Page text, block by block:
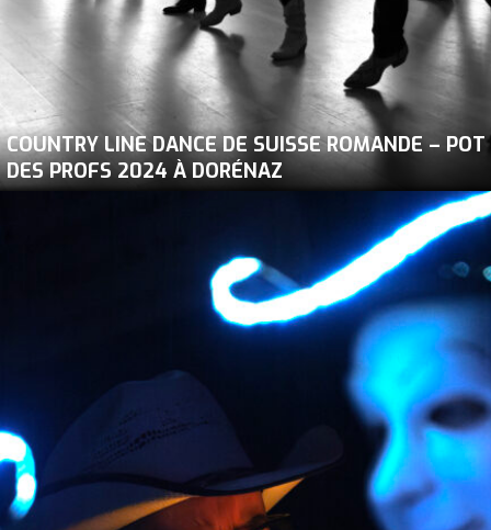
COUNTRY LINE DANCE DE SUISSE ROMANDE – POT
DES PROFS 2024 À DORÉNAZ